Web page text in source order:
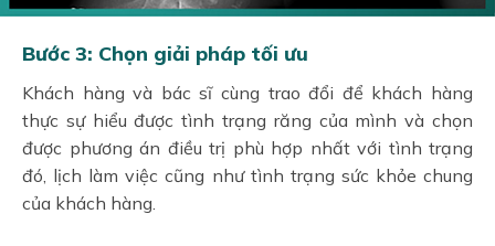
Bước 3: Chọn giải pháp tối ưu
Khách hàng và bác sĩ cùng trao đổi để khách hàng
thực sự hiểu được tình trạng răng của mình và chọn
được phương án điều trị phù hợp nhất với tình trạng
đó, lịch làm việc cũng như tình trạng sức khỏe chung
của khách hàng.